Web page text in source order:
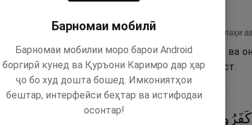
м ма касабу шай-ав ва ла ма-т-тахазу мин дуниллаҳи
аз онҳо он чӣ (аз молу авлод) касб кардаанд ва
дафъ накунад. Ва онҳоро азоби бузург аст.
كَفَرُوا۟ لَهُمْ عَذَابٌۭ
Барномаи мобилӣ
Барномаи мобилии моро барои Android
боргирӣ кунед ва Қуръони Каримро дар ҳар
ҷо бо худ дошта бошед. Имкониятҳои
бештар, интерфейси беҳтар ва истифодаи
осонтар!